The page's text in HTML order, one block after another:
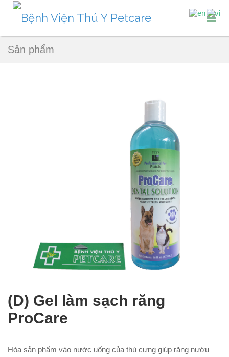
Sản phẩm
(D) Gel làm sạch răng
ProCare
Hòa sản phẩm vào nước uống của thú cưng giúp răng nướu